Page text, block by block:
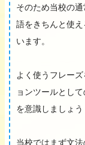
そのため当校の
語をきちんと使
います。
よく使うフレー
ョンツールとし
を意識しましょう
当校ではまず文